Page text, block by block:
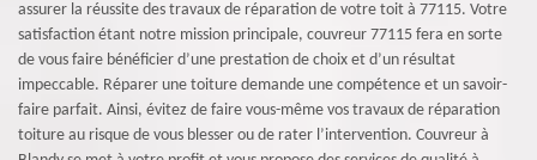
assurer la réussite des travaux de réparation de votre toit à 77115. Votre
satisfaction étant notre mission principale, couvreur 77115 fera en sorte
de vous faire bénéficier d’une prestation de choix et d’un résultat
impeccable. Réparer une toiture demande une compétence et un savoir-
faire parfait. Ainsi, évitez de faire vous-même vos travaux de réparation
toiture au risque de vous blesser ou de rater l’intervention. Couvreur à